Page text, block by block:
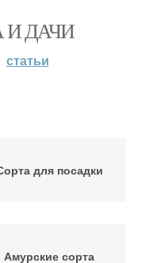
И ДАЧИ
статьи
для посадки
Амурские сорта